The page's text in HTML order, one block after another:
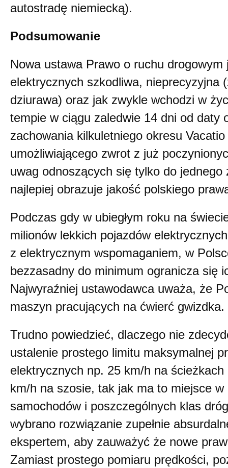
autostradę niemiecką).
Podsumowanie
Nowa ustawa Prawo o ruchu
elektrycznych szkodliwa, nieprecyzyjna
dziurawa) oraz jak zwykle wchodzi w
tempie w ciągu zaledwie 14 dni od daty
zachowania kilkuletniego okresu
umożliwiającego zwrot z już
uwag odnoszących się tylko do jednego
najlepiej obrazuje jakość polskiego
Podczas gdy w ubiegłym roku na
milionów lekkich pojazdów
z elektrycznym wspomaganiem, w
bezzasadny do minimum ogranicza się
Najwyraźniej ustawodawca uważa, że
maszyn pracujących na ćwierć gwizdka.
Trudno powiedzieć, dlaczego nie
ustalenie prostego limitu maksymalnej
elektrycznych np. 25 km/h na
km/h na szosie, tak jak ma to miejsce w
samochodów i poszczególnych klas
wybrano rozwiązanie zupełnie
ekspertem, aby zauważyć że nowe
Zamiast prostego pomiaru prędkości,